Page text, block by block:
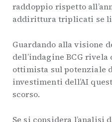
raddoppio rispetto
addirittura triplicati se li
Guardando alla visione
dell’indagine BCG rivela
ottimista sul potenziale
investimenti dell’AI
scorso.
Se si considera l’analisi